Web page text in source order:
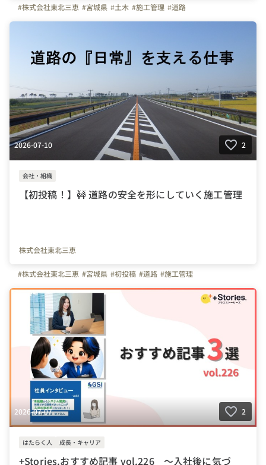
#株式会社東北三恵 #宮城県 #土木 #施工管理 #道路
2026-07-10 2
会社・組織
【初投稿！】🚧 道路の安全を形にしていく施工管理
株式会社東北三恵
#株式会社東北三恵 #宮城県 #初投稿 #道路 #施工管理
2026-07-07 2
はたらく人 成長・キャリア
+Stories.おすすめ記事 vol.226 ～入社後に気づ